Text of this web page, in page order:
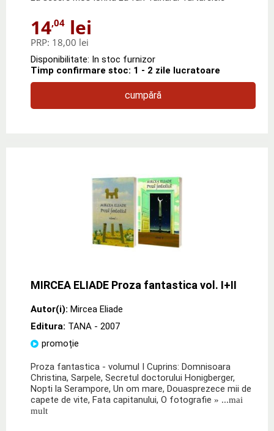
14,04 lei
PRP: 18,00 lei
Disponibilitate: In stoc furnizor
Timp confirmare stoc: 1 - 2 zile lucratoare
cumpără
MIRCEA ELIADE Proza fantastica vol. I+II
Autor(i): Mircea Eliade
Editura: TANA - 2007
promoție
Proza fantastica - volumul I Cuprins: Domnisoara
Christina, Sarpele, Secretul doctorului Honigberger,
Nopti la Serampore, Un om mare, Douasprezece mii de
capete de vite, Fata capitanului, O fotografie » ...mai
mult